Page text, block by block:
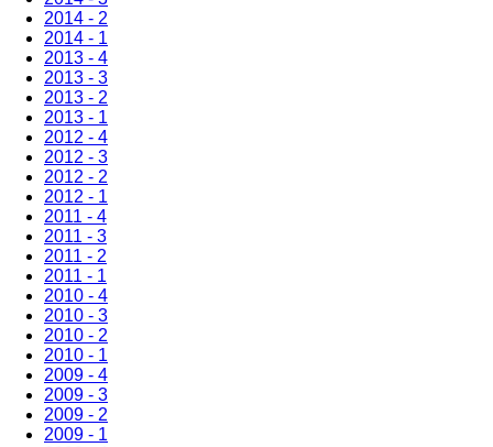
2014 - 2
2014 - 1
2013 - 4
2013 - 3
2013 - 2
2013 - 1
2012 - 4
2012 - 3
2012 - 2
2012 - 1
2011 - 4
2011 - 3
2011 - 2
2011 - 1
2010 - 4
2010 - 3
2010 - 2
2010 - 1
2009 - 4
2009 - 3
2009 - 2
2009 - 1